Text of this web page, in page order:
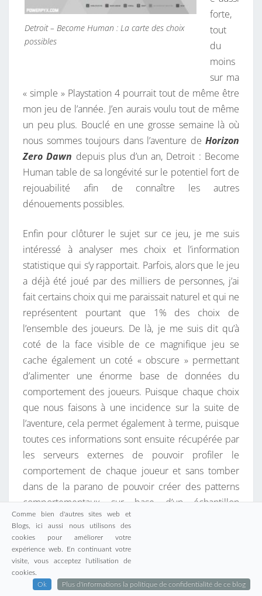
Detroit – Become Human : La carte des choix
possibles
forte,
tout
du
moins
sur ma
« simple » Playstation 4 pourrait tout de même être
mon jeu de l’année. J’en aurais voulu tout de même
un peu plus. Bouclé en une grosse semaine là où
nous sommes toujours dans l’aventure de Horizon
Zero Dawn depuis plus d’un an, Detroit : Become
Human table de sa longévité sur le potentiel fort de
rejouabilité afin de connaître les autres
dénouements possibles.
Enfin pour clôturer le sujet sur ce jeu, je me suis
intéressé à analyser mes choix et l’information
statistique qui s’y rapportait. Parfois, alors que le jeu
a déjà été joué par des milliers de personnes, j’ai
fait certains choix qui me paraissait naturel et qui ne
représentent pourtant que 1% des choix de
l’ensemble des joueurs. De là, je me suis dit qu’à
coté de la face visible de ce magnifique jeu se
cache également un coté « obscure » permettant
d’alimenter une énorme base de données du
comportement des joueurs. Puisque chaque choix
que nous faisons à une incidence sur la suite de
l’aventure, cela permet également à terme, puisque
toutes ces informations sont ensuite récupérée par
les serveurs externes de pouvoir profiler le
comportement de chaque joueur et sans tomber
dans de la parano de pouvoir créer des patterns
comportementaux sur base d’un échantillon
gigantesque afin de pouvoir faire des avancées
importantes dans le domaine de l’intelligence
artificielle… La boucle est bouclée, la fiction rejoint
alors la réalité !
Comme bien d'autres sites web et
Blogs, ici aussi nous utilisons des
cookies pour améliorer votre
expérience web. En continuant votre
visite, vous acceptez l'utilisation de
cookies.
Ok
Plus d'informations la politique de confidentialité de ce blog